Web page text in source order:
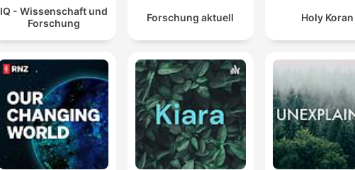
00:26:59 · Martin Winter warnt davor, die Zusammenarbeit mit
asiatischen Herstellern zu unterbrechen, da der Aufbau eigener
Massenkapazitäten Jahrzehnte dauern würde.
IQ - Wissenschaft und
Forschung
Forschung aktuell Holy Koran